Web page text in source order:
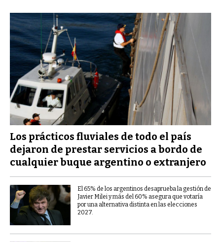
Los prácticos fluviales de todo el país
dejaron de prestar servicios a bordo de
cualquier buque argentino o extranjero
El 65% de los argentinos desaprueba la gestión de
Javier Milei y más del 60% asegura que votaría
por una alternativa distinta en las elecciones
2027.